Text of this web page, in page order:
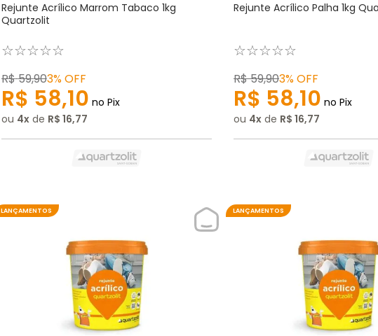
Rejunte Acrílico Marrom Tabaco 1kg
Quartzolit
☆☆☆☆☆
R$59,903%OFF
R$ 58,10 no Pix
ou 4 de R$ 16,77
Rejunte Acrílico Palha 1kg
☆☆☆☆☆
R$59,903%OFF
R$ 58,10 no Pix
ou 4 de R$ 16,77
LANÇAMENTOS LANÇAMENTOS